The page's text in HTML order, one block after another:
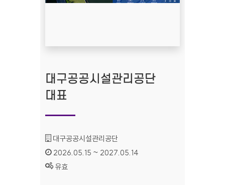
대구공공시설관리공단
대표
기관명 :
대구공공시설관리공단
인증기간 :
2026.05.15 ~ 2027.05.14
상태 :
유효